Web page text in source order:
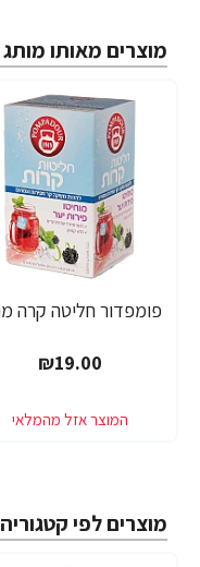
מוצרים מאותו מותג
₪19.00
מוצרים לפי קטגוריה